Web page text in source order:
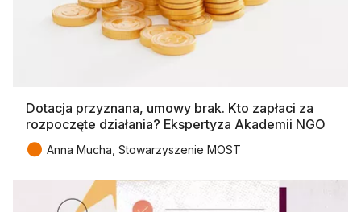
Dotacja przyznana, umowy brak. Kto zapłaci za
rozpoczęte działania? Ekspertyza Akademii NGO
● Anna Mucha, Stowarzyszenie MOST